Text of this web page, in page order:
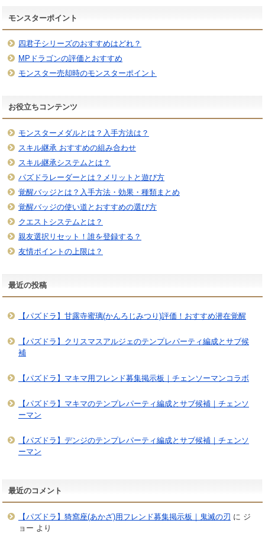
モンスターポイント
四君子シリーズのおすすめはどれ？
MPドラゴンの評価とおすすめ
モンスター売却時のモンスターポイント
お役立ちコンテンツ
モンスターメダルとは？入手方法は？
スキル継承 おすすめの組み合わせ
スキル継承システムとは？
パズドラレーダーとは？メリットと遊び方
覚醒バッジとは？入手方法・効果・種類まとめ
覚醒バッジの使い道とおすすめの選び方
クエストシステムとは？
親友選択リセット！誰を登録する？
友情ポイントの上限は？
最近の投稿
【パズドラ】甘露寺蜜璃(かんろじみつり)評価！おすすめ潜在覚醒
【パズドラ】クリスマスアルジェのテンプレパーティ編成とサブ候
補
【パズドラ】マキマ用フレンド募集掲示板｜チェンソーマンコラボ
【パズドラ】マキマのテンプレパーティ編成とサブ候補｜チェンソ
ーマン
【パズドラ】デンジのテンプレパーティ編成とサブ候補｜チェンソ
ーマン
最近のコメント
【パズドラ】猗窩座(あかざ)用フレンド募集掲示板｜鬼滅の刃 に ジ
ョー より